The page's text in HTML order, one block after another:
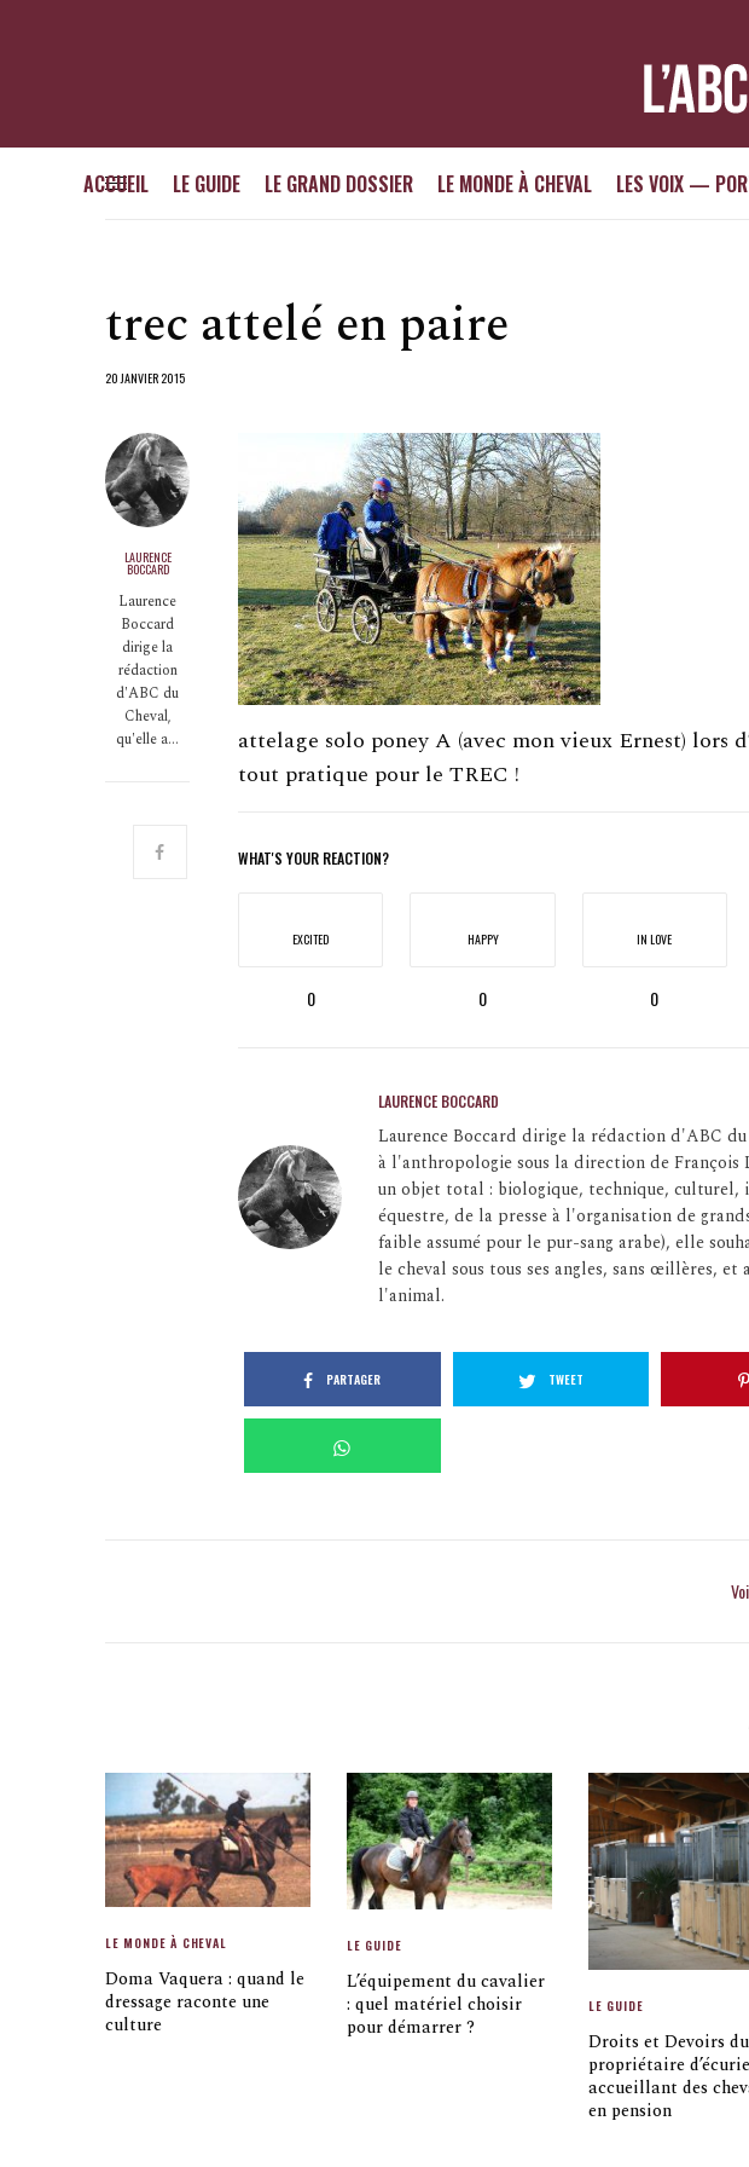
ACCUEIL LE GUIDE LE GRAND DOSSIER LE MONDE À CHEVAL LES VOIX —
trec attelé en paire
20 JANVIER 2015
LAURENCE
BOCCARD
Laurence
Boccard
dirige la
rédaction
d'ABC du
Cheval,
qu'elle a…
attelage solo poney A (avec mon vieux Ernest) lors
tout pratique pour le TREC !
WHAT'S YOUR REACTION?
EXCITED
0
HAPPY
0
IN LOVE
0
LAURENCE BOCCARD
Laurence Boccard dirige la rédaction d'ABC
à l'anthropologie sous la direction de
un objet total : biologique, technique, culturel,
équestre, de la presse à l'organisation de
faible assumé pour le pur-sang arabe), elle
le cheval sous tous ses angles, sans œillères,
l'animal.
PARTAGER TWEET
LE MONDE À CHEVAL
Doma Vaquera : quand le
dressage raconte une
culture
LE GUIDE
L’équipement du cavalier
: quel matériel choisir
pour démarrer ?
LE GUIDE
Droits et Devoirs du
propriétaire d’écurie
accueillant des
en pension